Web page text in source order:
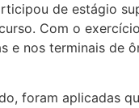
de estágio
Com o
nos terminais de
foram aplicadas